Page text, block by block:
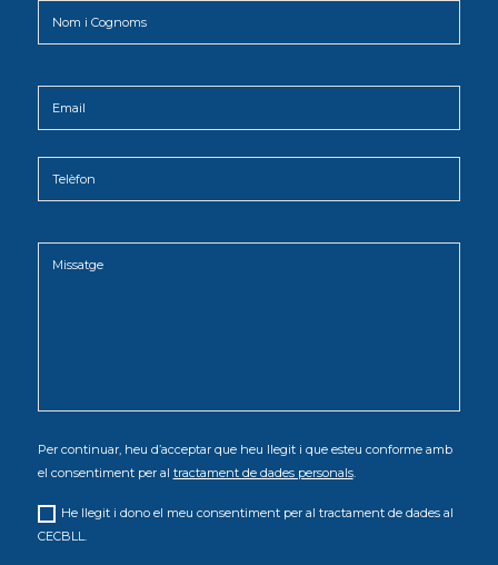
Per continuar, heu d’acceptar que heu llegit i que esteu conforme amb
el consentiment per al tractament de dades personals.
He llegit i dono el meu consentiment per al tractament de dades al
CECBLL.